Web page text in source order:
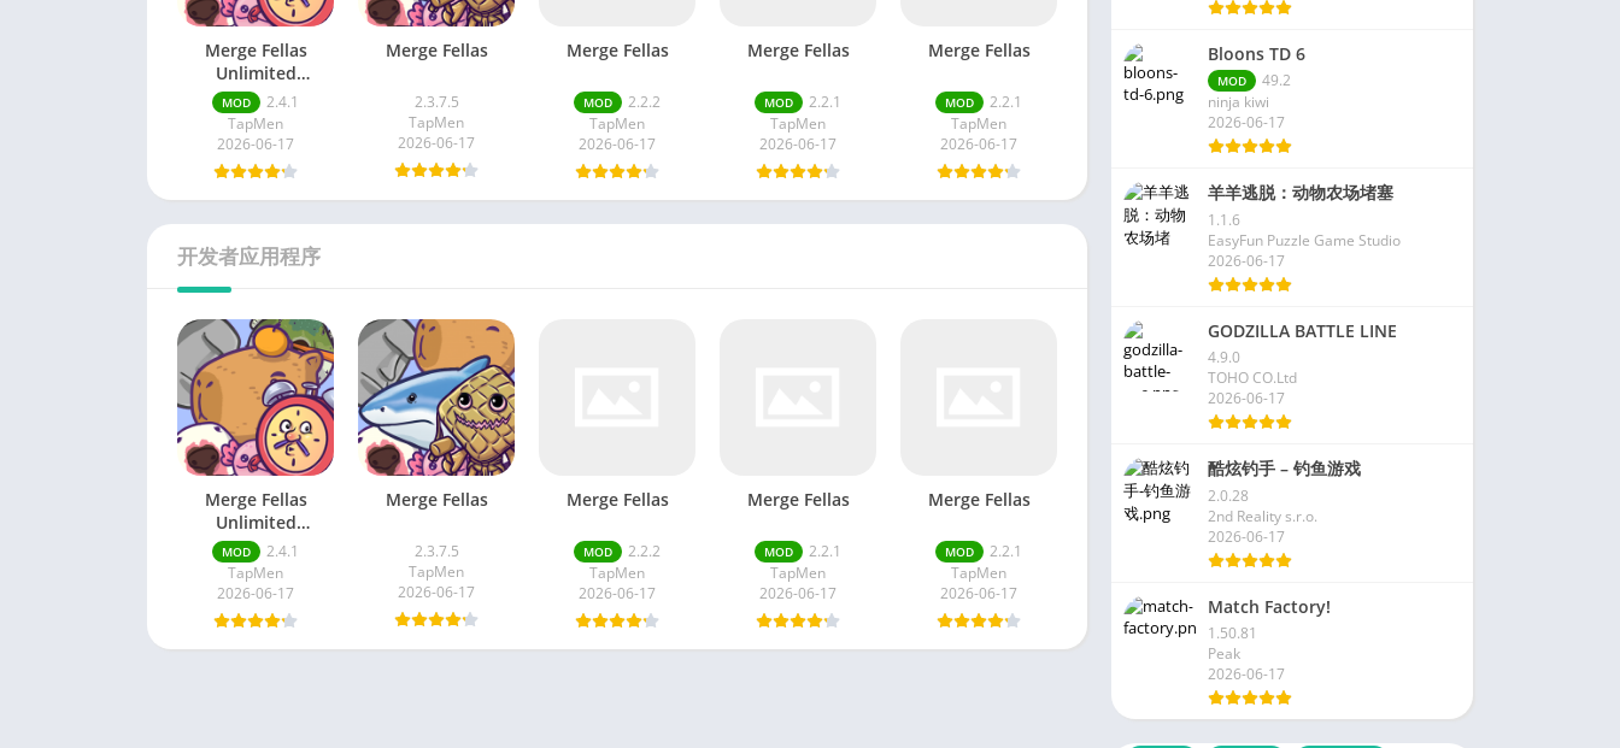
Merge Fellas
Unlimited
Resources
MOD
2.4.1
TapMen
2026-06-17
Merge Fellas
2.3.7.5
TapMen
2026-06-17
Merge Fellas
MOD
2.2.2
TapMen
2026-06-17
Merge Fellas
MOD
2.2.1
TapMen
2026-06-17
Merge Fellas
MOD
2.2.1
TapMen
2026-06-17
开发者应用程序
Merge Fellas
Unlimited
Resources
MOD
2.4.1
TapMen
2026-06-17
Merge Fellas
2.3.7.5
TapMen
2026-06-17
Merge Fellas
MOD
2.2.2
TapMen
2026-06-17
Merge Fellas
MOD
2.2.1
TapMen
2026-06-17
Merge Fellas
MOD
2.2.1
TapMen
2026-06-17
Bloons TD 6
MOD
49.2
ninja kiwi
2026-06-17
羊羊逃脱：动物农场堵塞
1.1.6
EasyFun Puzzle Game Studio
2026-06-17
GODZILLA BATTLE LINE
4.9.0
TOHO CO.Ltd
2026-06-17
酷炫钓手 – 钓鱼游戏
2.0.28
2nd Reality s.r.o.
2026-06-17
Match Factory!
1.50.81
Peak
2026-06-17